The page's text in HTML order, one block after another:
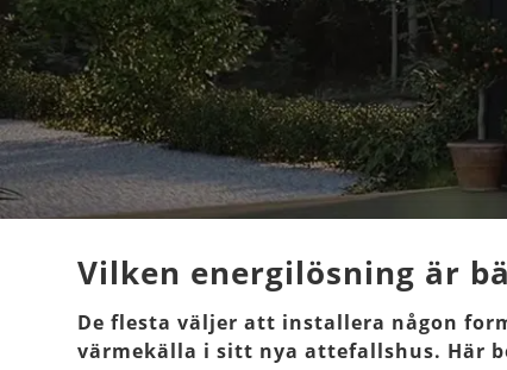
Vilken energilösning är
De flesta väljer att installera någon
värmekälla i sitt nya attefallshus. Här